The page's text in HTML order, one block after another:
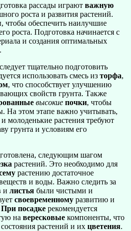
рассады играют важную
роста и развития растений.
чтобы обеспечить наилучшие
роста. Подготовка начинается с
и создания оптимальных
тщательно подготовить
использовать смесь из торфа,
, что способствует улучшению
свойств грунта. Также
высокие почки, чтобы
На этом этапе важно учитывать,
молоденькие растения требуют
грунта и условиям его
следующим шагом
растений. Это необходимо для
растению достаточное
и воды. Важно следить за
и листья были чистыми и
своевременному развитию и
При посадке рекомендуется
на вересковые компоненты, что
растений и их цветения.